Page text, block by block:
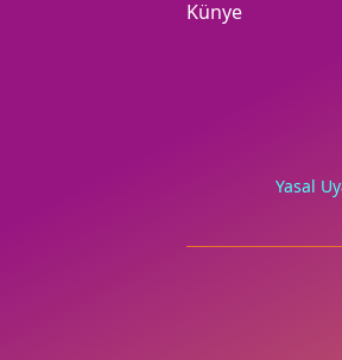
Künye
Yasal